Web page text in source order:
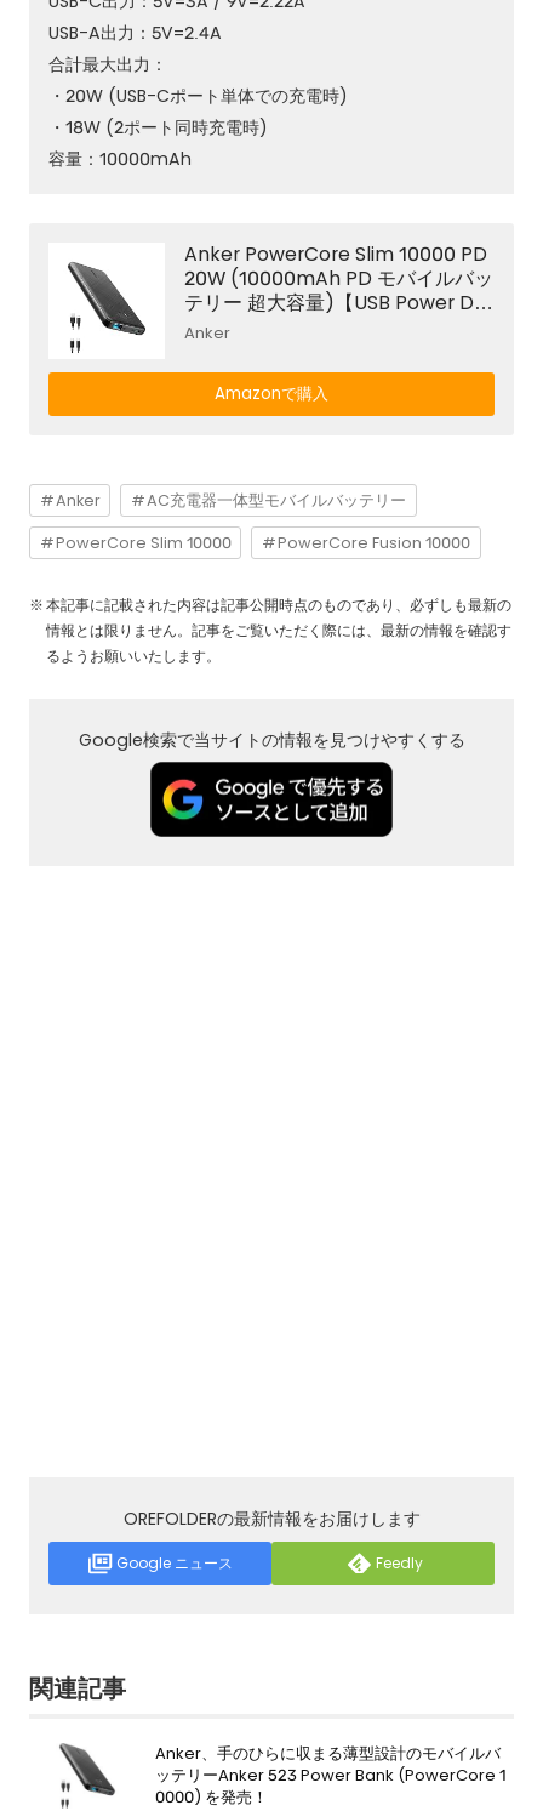
USB-A出力：5V=2.4A
合計最大出力：
・20W (USB-Cポート単体での充電時)
・18W (2ポート同時充電時)
容量：10000mAh
Anker PowerCore Slim 10000 PD
20W (10000mAh PD モバイルバッ
テリー 超大容量)【USB Power Deli
very対応 / PowerIQ搭載 / PSE認証
Android その他 各種機器対応
Anker
Amazonで購入
Anker AC充電器一体型モバイルバッテリー
PowerCore Slim 10000 PowerCore Fusion 10000
本記事に記載された内容は記事公開時点のものであり、必ずしも最新の
情報とは限りません。記事をご覧いただく際には、最新の情報を確認す
るようお願いいたします。
Google検索で当サイトの情報を見つけやすくする
OREFOLDERの最新情報をお届けします
Google ニュース Feedly
関連記事
Anker、手のひらに収まる薄型設計のモバイルバ
ッテリーAnker 523 Power Bank (PowerCore 1
0000) を発売！